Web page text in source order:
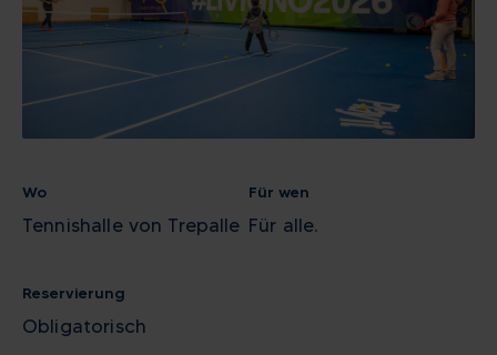
Wo
Tennishalle von Trepalle
Für wen
Für alle.
Reservierung
Obligatorisch